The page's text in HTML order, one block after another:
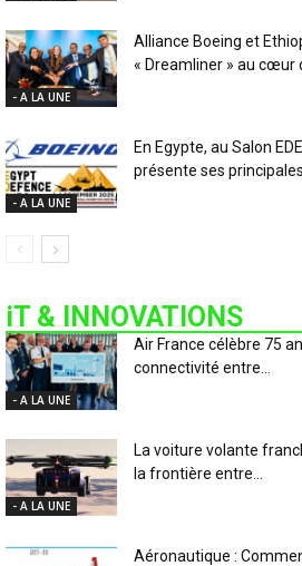
- A LA UNE
Alliance Boeing et
« Dreamliner » au cœur
- A LA UNE
En Egypte, au Salon
présente ses
iT & INNOVATIONS
- A LA UNE
Air France célèbre 75
connectivité entre...
- A LA UNE
La voiture volante
la frontière entre...
Aéronautique :